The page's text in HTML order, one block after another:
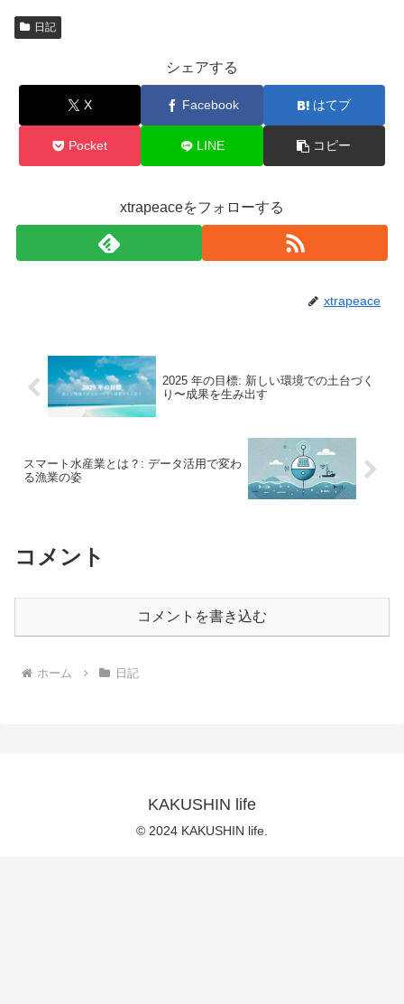
日記
シェアする
X Facebook はてブ
Pocket LINE コピー
xtrapeaceをフォローする
xtrapeace
2025 年の目標: 新しい環境での土台づく
り〜成果を生み出す
スマート水産業とは？: データ活用で変わ
る漁業の姿
コメント
コメントを書き込む
ホーム 日記
KAKUSHIN life
© 2024 KAKUSHIN life.